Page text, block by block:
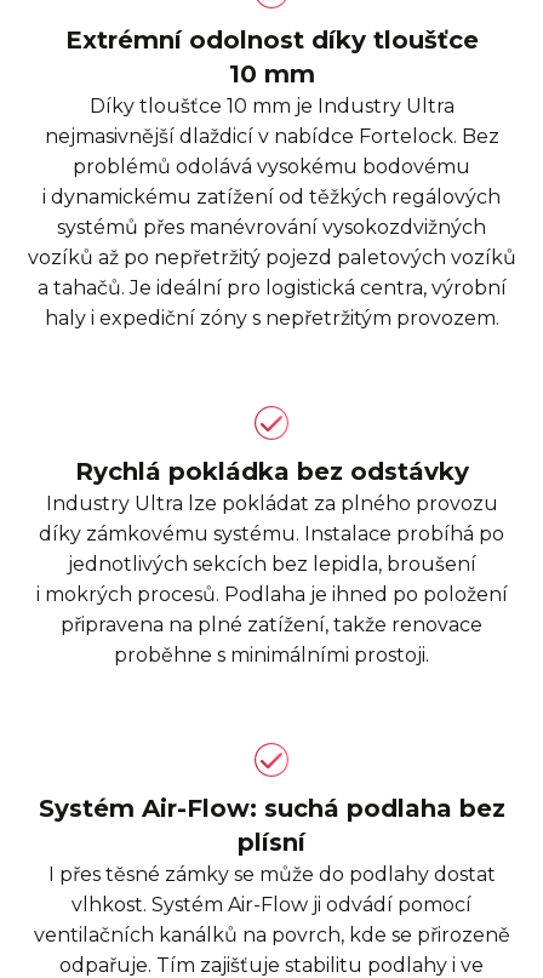
Extrémní odolnost díky tloušťce
10 mm
Díky tloušťce 10 mm je Industry Ultra
nejmasivnější dlaždicí v nabídce Fortelock. Bez
problémů odolává vysokému bodovému
i dynamickému zatížení od těžkých regálových
systémů přes manévrování vysokozdvižných
vozíků až po nepřetržitý pojezd paletových vozíků
a tahačů. Je ideální pro logistická centra, výrobní
haly i expediční zóny s nepřetržitým provozem.
Rychlá pokládka bez odstávky
Industry Ultra lze pokládat za plného provozu
díky zámkovému systému. Instalace probíhá po
jednotlivých sekcích bez lepidla, broušení
i mokrých procesů. Podlaha je ihned po položení
připravena na plné zatížení, takže renovace
proběhne s minimálními prostoji.
Systém Air-Flow: suchá podlaha bez
plísní
I přes těsné zámky se může do podlahy dostat
vlhkost. Systém Air-Flow ji odvádí pomocí
ventilačních kanálků na povrch, kde se přirozeně
odpařuje. Tím zajišťuje stabilitu podlahy i ve